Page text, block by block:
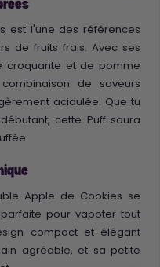
est l'une des références
de fruits frais. Avec ses
croquante et de pomme
de saveurs
acidulée. Que tu
cette Puff saura
Apple de Cookies se
pour vapoter tout
compact et élégant
agréable, et sa petite